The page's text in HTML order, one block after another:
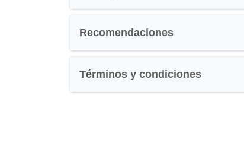
Recomendaciones
Términos y condiciones